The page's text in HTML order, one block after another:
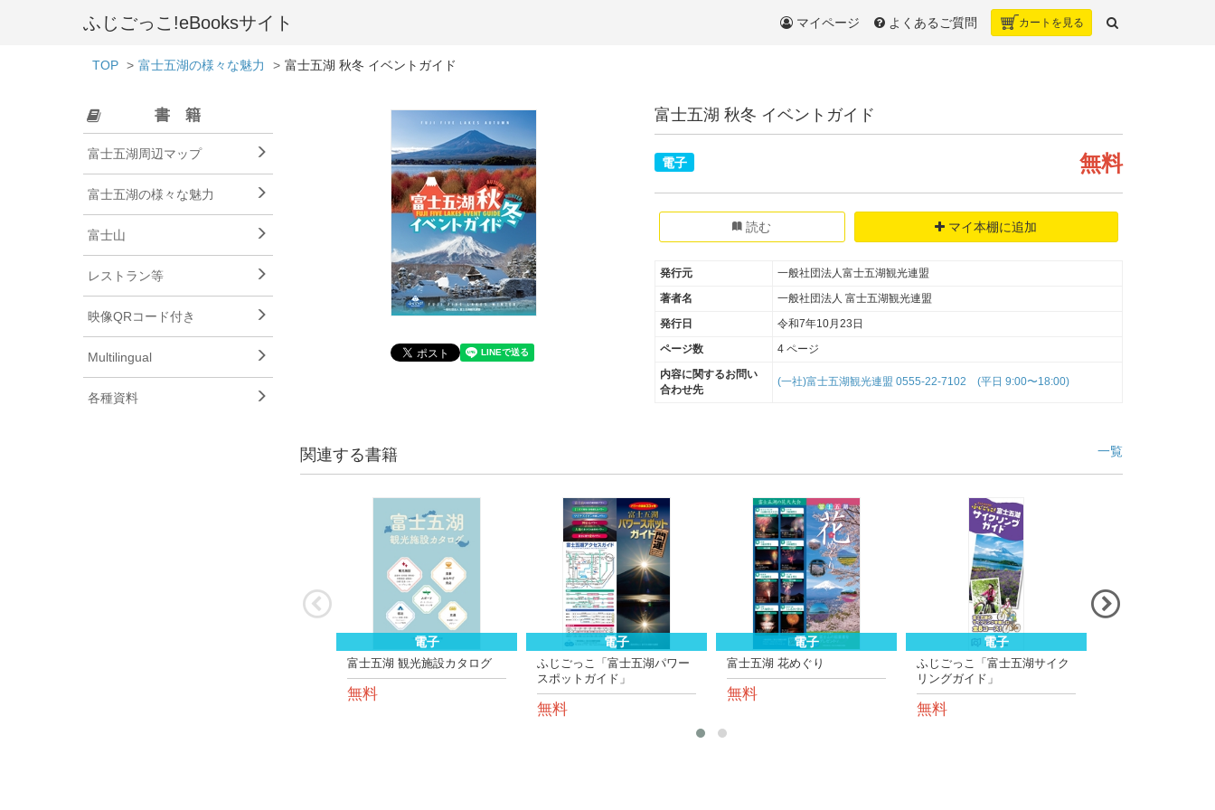
ふじごっこ!eBooksサイト マイページ よくあるご質問 カート を見る
TOP 富士五湖の様々な魅力 富士五湖 秋冬 イベントガイド
書籍
富士五湖周辺マップ
富士五湖の様々な魅力
富士山
レストラン等
映像QRコード付き
Multilingual
各種資料
富士五湖 秋冬 イベントガイド
電子 無料
マイ本棚に追加
読む
発行元
一般社団法人富士五湖観光連盟
著者名
一般社団法人 富士五湖観光連盟
発行日
令和7年10月23日
ページ数
4 ページ
内容に関するお問い
合わせ先
(一社)富士五湖観光連盟 0555-22-7102 (平日 9:00〜18:00)
関連する書籍 一覧
電子
富士五湖 観光施設カタログ
無料
電子
ふじごっこ「富士五湖パワー
スポットガイド」
無料
電子
富士五湖 花めぐり
無料
電子
ふじごっこ「富士五湖サイク
リングガイド」
無料